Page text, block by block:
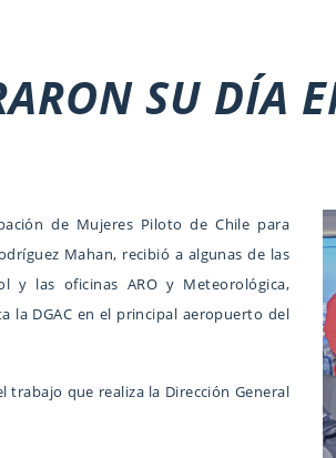
SU DÍA
de Mujeres Piloto de Chile para
Mahan, recibió a algunas de las
y las oficinas ARO y Meteorológica,
la DGAC en el principal aeropuerto del
que realiza la Dirección General